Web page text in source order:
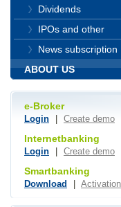
Dividends
IPOs and other
News subscription
ABOUT US
e-Broker
Login Create demo
Internetbanking
Login Create demo
Smartbanking
Download Activation